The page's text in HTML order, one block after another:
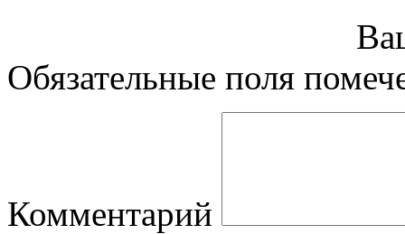
Обязательные поля
Комментарий